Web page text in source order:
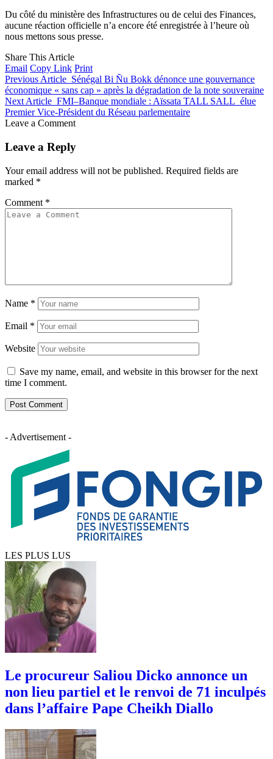
Du côté du ministère des Infrastructures ou de celui des Finances,
aucune réaction officielle n’a encore été enregistrée à l’heure où
nous mettons sous presse.
Share This Article
Email Copy Link Print
Previous Article Sénégal Bi Ñu Bokk dénonce une gouvernance
économique « sans cap » après la dégradation de la note souveraine
Next Article FMI–Banque mondiale : Aïssata TALL SALL élue
Premier Vice-Président du Réseau parlementaire
Leave a Comment
Leave a Reply
Your email address will not be published. Required fields are
marked *
Comment *
Name *
Email *
Website
Save my name, email, and website in this browser for the next
time I comment.
- Advertisement -
LES PLUS LUS
Le procureur Saliou Dicko annonce un
non lieu partiel et le renvoi de 71 inculpés
dans l’affaire Pape Cheikh Diallo